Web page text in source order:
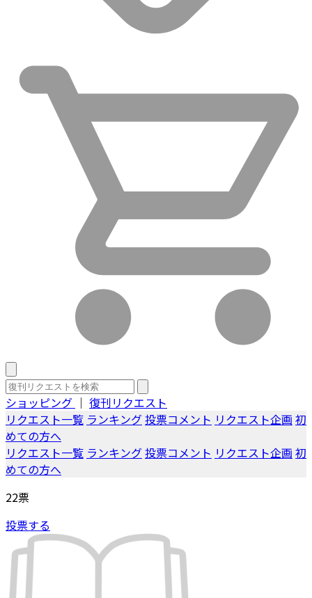
ショッピング ｜ 復刊リクエスト
リクエスト一覧 ランキング投票コメント リクエスト企画 初
めての方へ
リクエスト一覧 ランキング投票コメント リクエスト企画 初
めての方へ
22票
投票する